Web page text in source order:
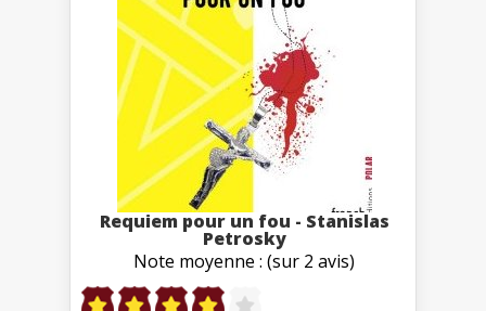
Requiem pour un fou - Stanislas
Petrosky
Note moyenne : (sur 2 avis)